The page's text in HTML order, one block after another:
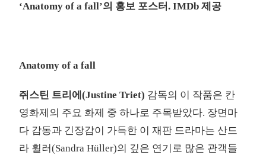
‘Anatomy of a fall’의 홍보 포스터. IMDb 제공
Anatomy of a fall
쥐스틴 트리에(Justine Triet) 감독의 이 작품은 칸
영화제의 주요 화제 중 하나로 주목받았다. 장면마
다 감동과 긴장감이 가득한 이 재판 드라마는 산드
라 휠러(Sandra Hüller)의 깊은 연기로 많은 관객들